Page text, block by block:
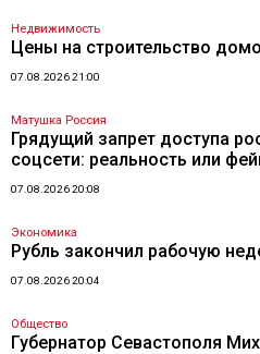
Недвижимость
Цены на строительство
07.08.2026 21:00
Матушка Россия
Грядущий запрет доступа
соцсети: реальность или
07.08.2026 20:08
Экономика
Рубль закончил рабочую
07.08.2026 20:04
Общество
Губернатор Севастополя